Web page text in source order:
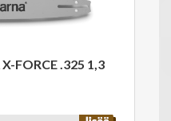
FORCE .325 1,3